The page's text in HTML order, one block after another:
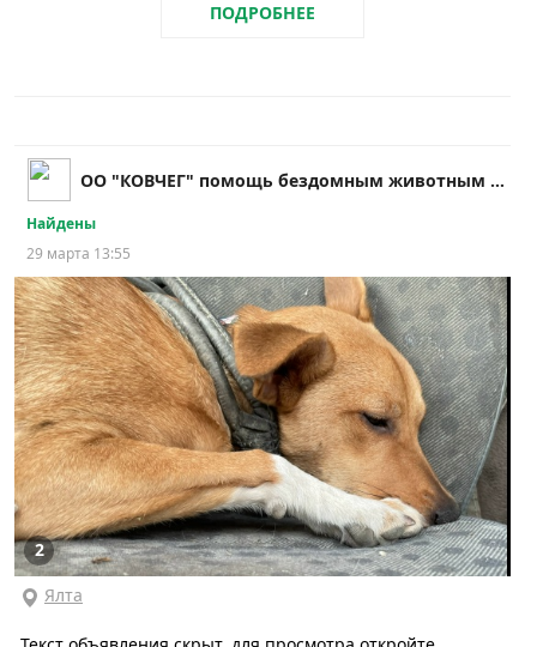
ПОДРОБНЕЕ
ОО "КОВЧЕГ" помощь бездомным животным в г. Ялта
Найдены
29 марта 13:55
2
Ялта